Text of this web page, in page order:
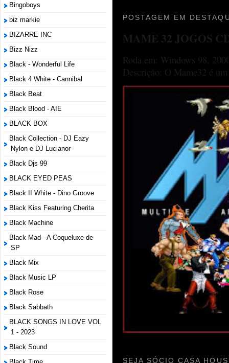
Bingoboys
biz markie
BIZARRE INC
Bizz Nizz
Black - Wonderful Life
Black 4 White - Cannibal
Black Beat
Black Blood - AIE
BLACK BOX
Black Collection - DJ Eazy
Nylon e DJ Lucianor
Black Djs 99
BLACK EYED PEAS
Black II White - Dino Groove
Black Kiss Featuring Cherita
Black Machine
Black Mad - A Coqueluxe de
SP
Black Mix
Black Music LP
Black Rose
Black Sabbath
BLACK SONGS IN LOVE VOL
1 - 2023
Black Sound
POSTAGEM EM
MAME 32 JOGOS
Roda em: Windows 98,
Descrição: O Mame32 é
SEJA SÓCIO CASA